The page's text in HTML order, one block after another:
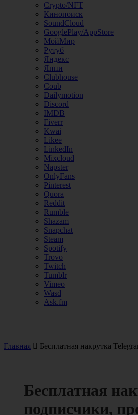
Crypto/NFT
Кинопоиск
SoundCloud
GooglePlay/AppStore
МойМир
Рутуб
Яндекс
Яппи
Clubhouse
Coub
Dailymotion
Discord
IMDB
Fiverr
Kwai
Likee
LinkedIn
Mixcloud
Napster
OnlyFans
Pinterest
Quora
Reddit
Rumble
Shazam
Snapchat
Steam
Spotify
Trovo
Twitch
Tumblr
Vimeo
Wasd
Ask.fm
Главная Бесплатная накрутка
Бесплатная
подписчики,